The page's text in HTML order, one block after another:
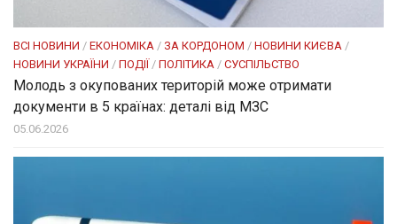
ВСІ НОВИНИ / ЕКОНОМІКА / ЗА КОРДОНОМ / НОВИНИ КИЄВА /
НОВИНИ УКРАЇНИ / ПОДІЇ / ПОЛІТИКА / СУСПІЛЬСТВО
Молодь з окупованих територій може отримати
документи в 5 країнах: деталі від МЗС
05.06.2026